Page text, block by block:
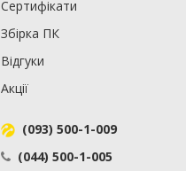
Сертифікати
Збірка ПК
Відгуки
Акції
(093) 500-1-009
(044) 500-1-005